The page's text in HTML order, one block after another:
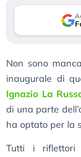
Non sono
inaugurale di
Ignazio La
di una parte
ha optato per la
Tutti i riflettori